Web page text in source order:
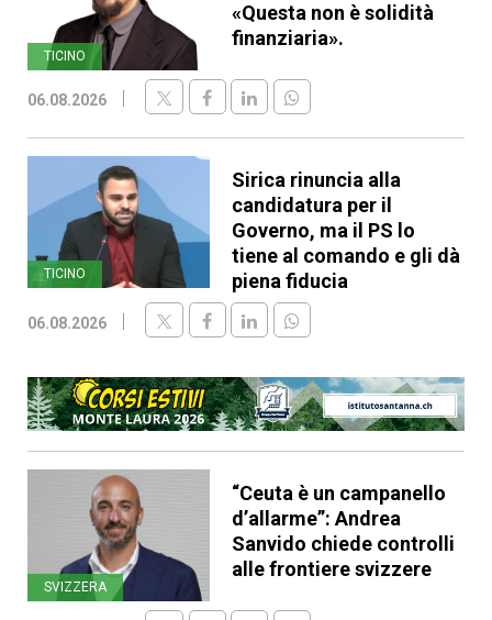
TICINO
«Questa non è solidità
finanziaria».
06.08.2026
TICINO
Sirica rinuncia alla
candidatura per il
Governo, ma il PS lo
tiene al comando e gli dà
piena fiducia
06.08.2026
SVIZZERA
“Ceuta è un campanello
d’allarme”: Andrea
Sanvido chiede controlli
alle frontiere svizzere